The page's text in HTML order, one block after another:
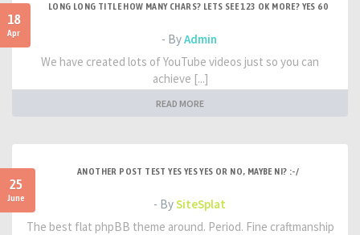
18
Apr
LONG LONG TITLE HOW MANY CHARS? LETS SEE 123 OK MORE? YES 60
- ByAdmin
We have created lots of YouTube videos just so you can
achieve [...]
READ MORE
25
June
ANOTHER POST TEST YES YES YES OR NO, MAYBE NI? :-/
- BySiteSplat
The best flat phpBB theme around. Period. Fine craftmanship